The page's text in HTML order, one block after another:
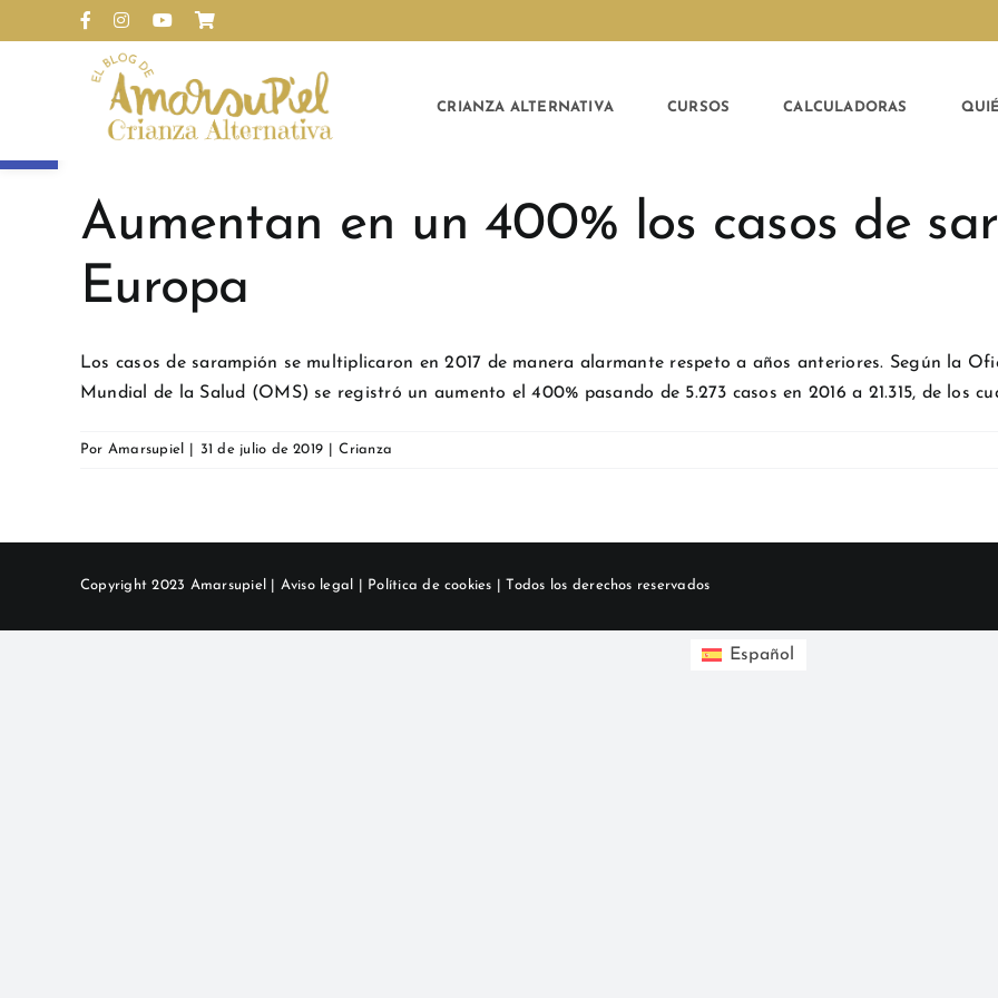
Abrir barra de herramientas
al
FacebookInstagramYouTubePersonalizado
CRIANZA ALTERNATIVA CURSOS CALCULADORAS
Aumentan en un 400% los casos de
Europa
Los casos de sarampión se multiplicaron en 2017 de manera alarmante respeto a años anteriores. Según la
Mundial de la Salud (OMS) se registró un aumento el 400% pasando de 5.273 casos en 2016 a 21.315, de los
Por Amarsupiel 31 de julio de 2019 Crianza
Copyright 2023 Amarsupiel | Aviso legal Política de cookies | Todos los derechos reservados
Español